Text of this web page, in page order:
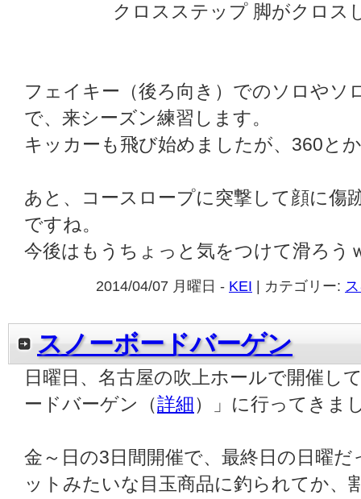
クロスステップ 脚がクロス
フェイキー（後ろ向き）でのソロやソ
で、来シーズン練習します。
キッカーも飛び始めましたが、360と
あと、コースロープに突撃して顔に傷
ですね。
今後はもうちょっと気をつけて滑ろう
2014/04/07 月曜日 - KEI | カテゴリー:
スノーボードバーゲン
日曜日、名古屋の吹上ホールで開催し
ードバーゲン（詳細）」に行ってきま
金～日の3日間開催で、最終日の日曜
ットみたいな目玉商品に釣られてか、